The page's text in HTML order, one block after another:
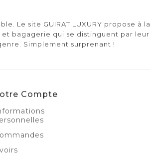
Le site GUIRAT LUXURY propose à la
bagagerie qui se distinguent par leur
Simplement surprenant !
Compte